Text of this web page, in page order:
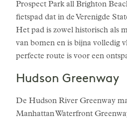
Prospect Park all Brighton
fietspad dat in de Verenigde
Het pad is zowel historisch als
van bomen en is bijna volledig
perfecte route is voor een
Hudson Greenway
De Hudson River Greenway
Manhattan Waterfront